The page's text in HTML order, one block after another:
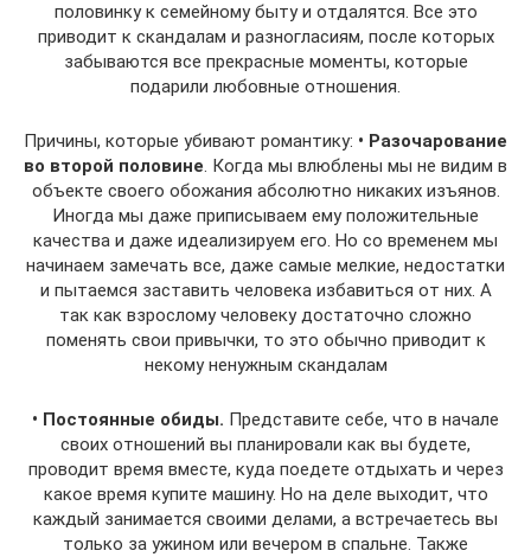
половинку к семейному быту и отдалятся. Все это
приводит к скандалам и разногласиям, после которых
забываются все прекрасные моменты, которые
подарили любовные отношения.
Причины, которые убивают романтику: • Разочарование
во второй половине. Когда мы влюблены мы не видим в
объекте своего обожания абсолютно никаких изъянов.
Иногда мы даже приписываем ему положительные
качества и даже идеализируем его. Но со временем мы
начинаем замечать все, даже самые мелкие, недостатки
и пытаемся заставить человека избавиться от них. А
так как взрослому человеку достаточно сложно
поменять свои привычки, то это обычно приводит к
некому ненужным скандалам
• Постоянные обиды. Представите себе, что в начале
своих отношений вы планировали как вы будете,
проводит время вместе, куда поедете отдыхать и через
какое время купите машину. Но на деле выходит, что
каждый занимается своими делами, а встречаетесь вы
только за ужином или вечером в спальне. Также